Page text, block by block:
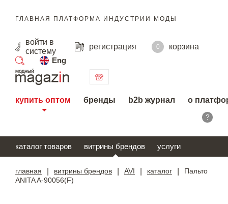
ГЛАВНАЯ ПЛАТФОРМА ИНДУСТРИИ МОДЫ
войти в
систему
регистрация 0
корзина
Eng
поиск
купить оптом бренды b2b журнал о
?
каталог товаров витрины брендов услуги
главная витрины брендов AVI каталог
Пальто
ANITA A-90056(F)